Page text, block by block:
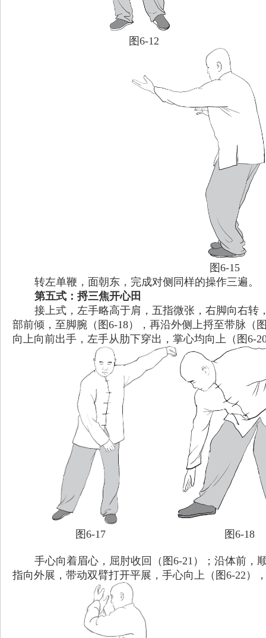
图6-12
图6-15
转左单鞭，面朝东，完成对侧同样的操作三遍。
第五式：捋三焦开心田
接上式，左手略高于肩，五指微张，右脚向右转
部前倾，至脚腕（图6-18），再沿外侧上捋至带脉（
向上向前出手，左手从肋下穿出，掌心均向上（图6-
图6-17 图6-18
手心向着眉心，屈肘收回（图6-21）；沿体前，
指向外展，带动双臂打开平展，手心向上（图6-22）